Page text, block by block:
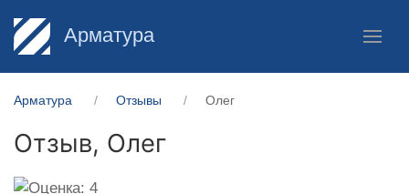
Арматура
Арматура Отзывы Олег
Отзыв, Олег